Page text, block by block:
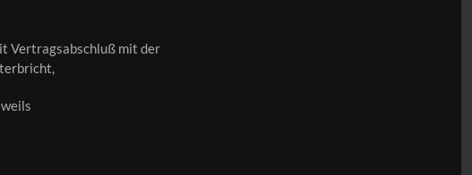
Vertragsabschluß mit der